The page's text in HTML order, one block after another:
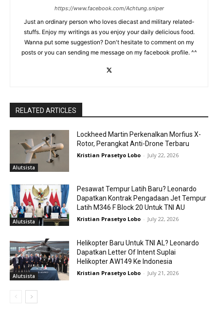
https://www.facebook.com/Achtung.sniper
Just an ordinary person who loves diecast and military related-
stuffs. Enjoy my writings as you enjoy your daily delicious food.
Wanna put some suggestion? Don't hesitate to comment on my
posts or you can sending me message on my facebook profile. ^^
RELATED ARTICLES
Alutsista
Lockheed Martin Perkenalkan Morfius X-
Rotor, Perangkat Anti-Drone Terbaru
Kristian Prasetyo Lobo - July 22, 2026
Alutsista
Pesawat Tempur Latih Baru? Leonardo
Dapatkan Kontrak Pengadaan Jet Tempur
Latih M346 F Block 20 Untuk TNI AU
Kristian Prasetyo Lobo - July 22, 2026
Alutsista
Helikopter Baru Untuk TNI AL? Leonardo
Dapatkan Letter Of Intent Suplai
Helikopter AW149 Ke Indonesia
Kristian Prasetyo Lobo - July 21, 2026